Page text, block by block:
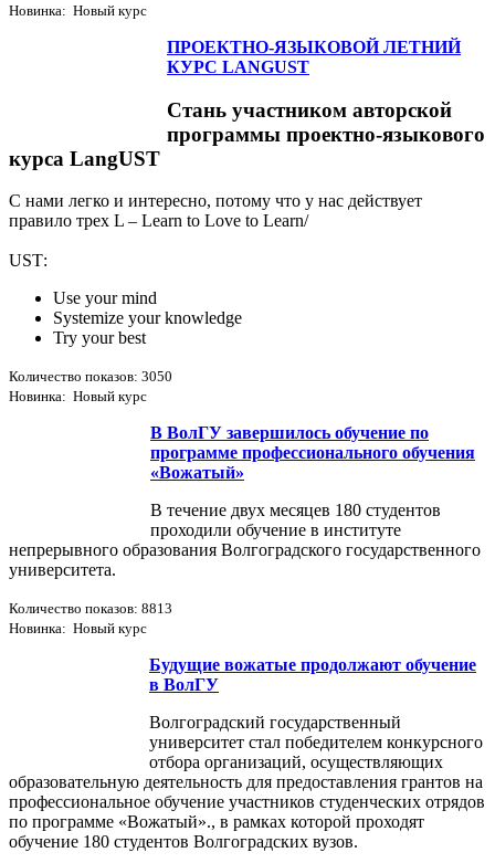
Новинка: Новый курс
ПРОЕКТНО-ЯЗЫКОВОЙ ЛЕТНИЙ
КУРС LANGUST
Стань участником авторской
программы проектно-языкового
курса LangUST
С нами легко и интересно, потому что у нас действует
правило трех L – Learn to Love to Learn/
USТ:
Use your mind
Systemize your knowledge
Try your best
Количество показов: 3050
Новинка: Новый курс
В ВолГУ завершилось обучение по
программе профессионального обучения
«Вожатый»
В течение двух месяцев 180 студентов
проходили обучение в институте
непрерывного образования Волгоградского государственного
университета.
Количество показов: 8813
Новинка: Новый курс
Будущие вожатые продолжают обучение
в ВолГУ
Волгоградский государственный
университет стал победителем конкурсного
отбора организаций, осуществляющих
образовательную деятельность для предоставления грантов на
профессиональное обучение участников студенческих отрядов
по программе «Вожатый»., в рамках которой проходят
обучение 180 студентов Волгоградских вузов.